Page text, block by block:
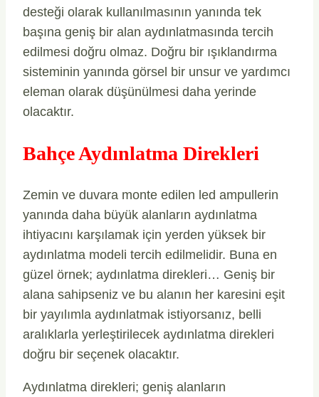
desteği olarak kullanılmasının yanında tek
başına geniş bir alan aydınlatmasında tercih
edilmesi doğru olmaz. Doğru bir ışıklandırma
sisteminin yanında görsel bir unsur ve yardımcı
eleman olarak düşünülmesi daha yerinde
olacaktır.
Bahçe Aydınlatma Direkleri
Zemin ve duvara monte edilen led ampullerin
yanında daha büyük alanların aydınlatma
ihtiyacını karşılamak için yerden yüksek bir
aydınlatma modeli tercih edilmelidir. Buna en
güzel örnek; aydınlatma direkleri… Geniş bir
alana sahipseniz ve bu alanın her karesini eşit
bir yayılımla aydınlatmak istiyorsanız, belli
aralıklarla yerleştirilecek aydınlatma direkleri
doğru bir seçenek olacaktır.
Aydınlatma direkleri; geniş alanların